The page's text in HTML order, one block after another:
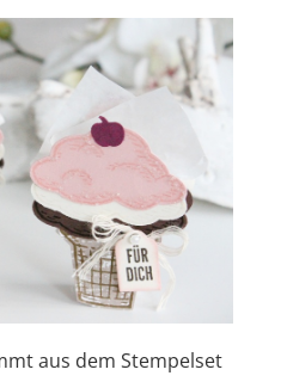
aus dem Stempelset